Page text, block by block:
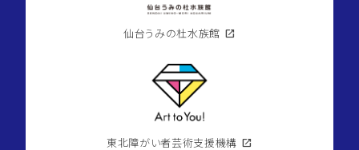
仙台うみの杜水族館 open_in_new
東北障がい者芸術支援機構 open_in_new